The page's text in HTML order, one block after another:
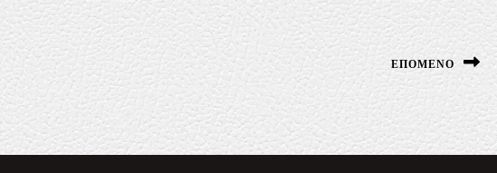
ΕΠΌΜΕΝΟ
post: